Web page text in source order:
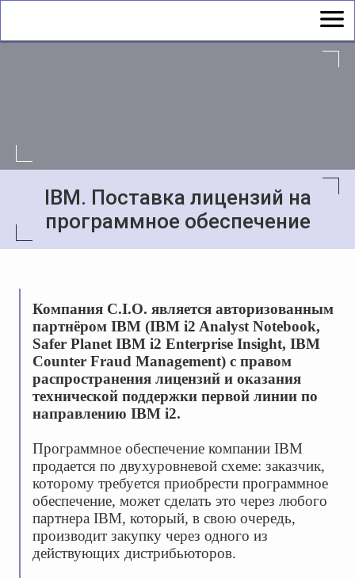
IBM. Поставка лицензий на
программное обеспечение
Компания С.І.О. является авторизованным
партнёром IBM (IBM i2 Analyst Notebook,
Safer Planet IBM i2 Enterprise Insight, IBM
Counter Fraud Management) с правом
распространения лицензий и оказания
технической поддержки первой линии по
направлению IBM i2.
Программное обеспечение компании IBM
продается по двухуровневой схеме: заказчик,
которому требуется приобрести программное
обеспечение, может сделать это через любого
партнера IBM, который, в свою очередь,
производит закупку через одного из
действующих дистрибьюторов.